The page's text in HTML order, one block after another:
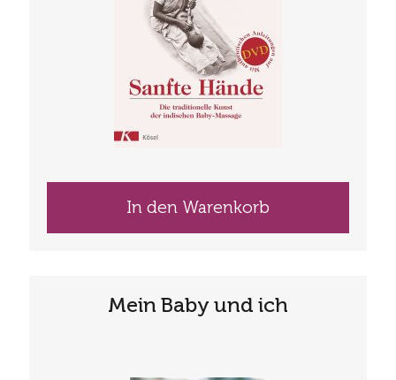
In den Warenkorb
Mein Baby und ich